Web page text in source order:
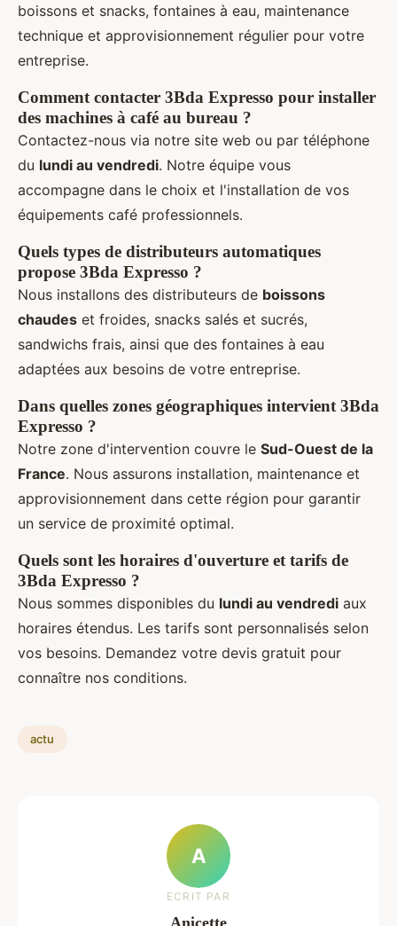
boissons et snacks, fontaines à eau, maintenance
technique et approvisionnement régulier pour votre
entreprise.
Comment contacter 3Bda Expresso pour installer
des machines à café au bureau ?
Contactez-nous via notre site web ou par téléphone
du lundi au vendredi. Notre équipe vous
accompagne dans le choix et l'installation de vos
équipements café professionnels.
Quels types de distributeurs automatiques
propose 3Bda Expresso ?
Nous installons des distributeurs de boissons
chaudes et froides, snacks salés et sucrés,
sandwichs frais, ainsi que des fontaines à eau
adaptées aux besoins de votre entreprise.
Dans quelles zones géographiques intervient 3Bda
Expresso ?
Notre zone d'intervention couvre le Sud-Ouest de la
France. Nous assurons installation, maintenance et
approvisionnement dans cette région pour garantir
un service de proximité optimal.
Quels sont les horaires d'ouverture et tarifs de
3Bda Expresso ?
Nous sommes disponibles du lundi au vendredi aux
horaires étendus. Les tarifs sont personnalisés selon
vos besoins. Demandez votre devis gratuit pour
connaître nos conditions.
actu
A
ECRIT PAR